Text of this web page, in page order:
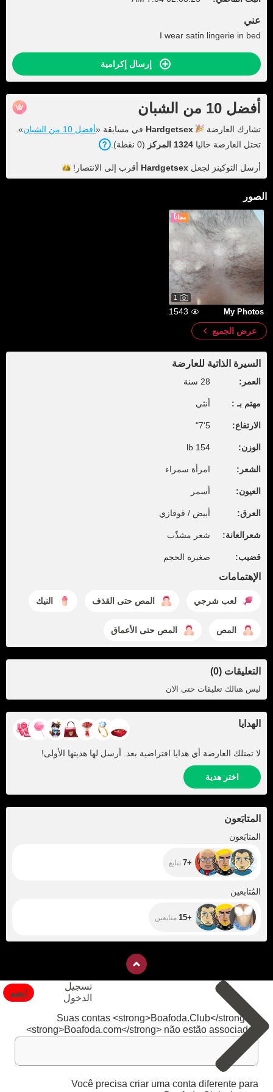
عني
I wear satin lingerie in bed
إرسال إكرامية
أفضل 10 من الشبان
تشارك العارضة Hardgetsex في مسابقة «أفضل 10 من الشبان
».
تحتل العارضة حاليا 1324 المركز (0 نقطة).
أرسل التوكينز لجعل Hardgetsex أقرب إلى الانتصار!
الصور
مجاناً
1
My Photos
1543
عرض الجميع
السيرة الذاتية للعارضة
العمر: 28 سنة
مهتم بـ : أنثى
الارتفاع: 5'7"
الوزن: 154 lb
الشعر: امرأة سمراء
العيون: أسمر
العرق: أبيض / قوقازي
شعرالعانة: شعر مشذّب
قضيب: صغيرة الحجم
الإهتمامات
لعب شرجي المص حتى القذف النيك
المص المص حتى الأعماق
التعليقات (0)
ليس هنالك تعليقات حتى الان
الهدايا
لا تمتلك العارضة أي هدايا افتراضية بعد. أرسل لها هديتها الأولى!
اختر هدية
المتابَعون
المتابَعون
+7 تتابع
المُتابعين
+15 متابعين
تسجيل
الدخول
انضم
Suas contas <strong>Boafoda.Club</strong> e
<strong>Boafoda.com</strong> não estão associadas
Você precisa criar uma conta diferente para